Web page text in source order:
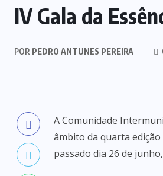
IV Gala da
POR PEDRO ANTUNES PEREIRA
A Comunidade
âmbito da quarta
passado dia 26 de